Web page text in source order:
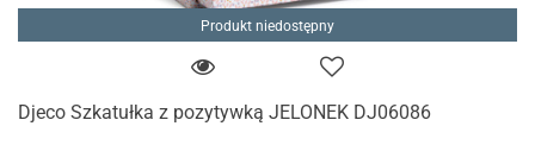
Produkt niedostępny
Djeco Szkatułka z pozytywką JELONEK DJ06086